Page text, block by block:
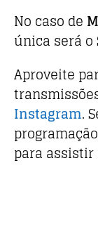
No caso de
única será o
Aproveite
Instagram.
para assistir